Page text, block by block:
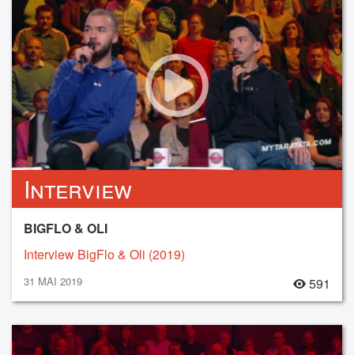
Interview
BIGFLO & OLI
Interview BigFlo & Oli (2019)
31 MAI 2019 591